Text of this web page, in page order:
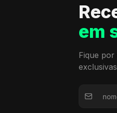
em
Fique por